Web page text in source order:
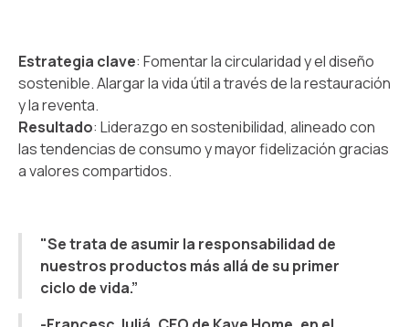
Estrategia clave: Fomentar la circularidad y el diseño
sostenible. Alargar la vida útil a través de la restauración
y la reventa.
Resultado: Liderazgo en sostenibilidad, alineado con
las tendencias de consumo y mayor fidelización gracias
a valores compartidos.
"Se trata de asumir la responsabilidad de
nuestros productos más allá de su primer
ciclo de vida.”